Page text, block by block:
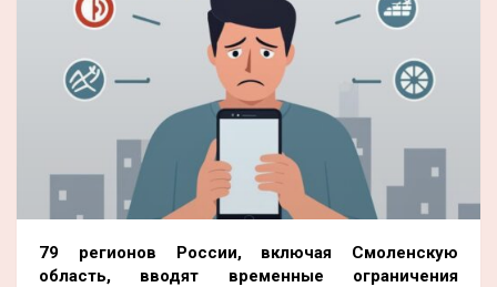
79 регионов России, включая Смоленскую
область, вводят временные ограничения